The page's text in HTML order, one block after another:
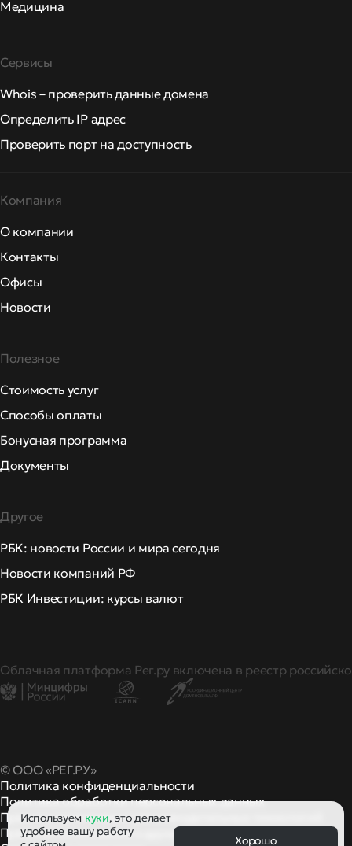
Медицина
Сервисы
Whois – проверить данные домена
Определить IP адрес
Проверить порт на доступность
Компания
О компании
Контакты
Офисы
Новости
Полезное
Стоимость услуг
Способы оплаты
Бонусная программа
Документы
Другое
РБК: новости России и мира сегодня
Новости компаний РФ
РБК Инвестиции: курсы валют
Облачная платформа Рег.ру включена в реестр
© ООО «РЕГ.РУ»
Политика конфиденциальности
Политика обработки персональных данных
Правила применения рекомендательных технологий
Правила пользованияи другие
правила и политики
Используем куки, это делает
удобнее вашу работу
Хорошо